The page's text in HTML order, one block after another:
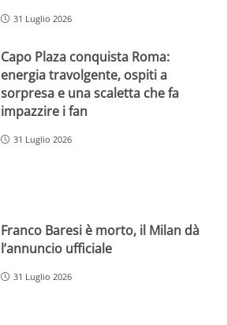
31 Luglio 2026
Capo Plaza conquista Roma:
energia travolgente, ospiti a
sorpresa e una scaletta che fa
impazzire i fan
31 Luglio 2026
Franco Baresi è morto, il Milan dà
l’annuncio ufficiale
31 Luglio 2026